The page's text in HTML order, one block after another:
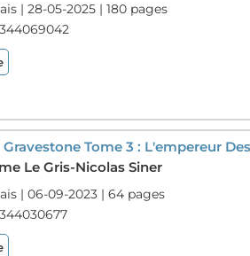
| 28-05-2025 | 180 pages
Le Gris-Nicolas Siner
| 06-09-2023 | 64 pages